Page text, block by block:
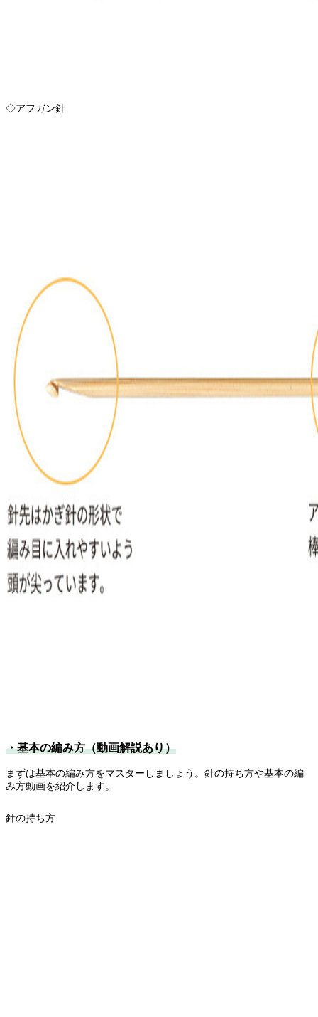
◇アフガン針
・基本の編み方（動画解説あり）
まずは基本の編み方をマスターしましょう。針の持ち方や基本の編
み方動画を紹介します。
針の持ち方